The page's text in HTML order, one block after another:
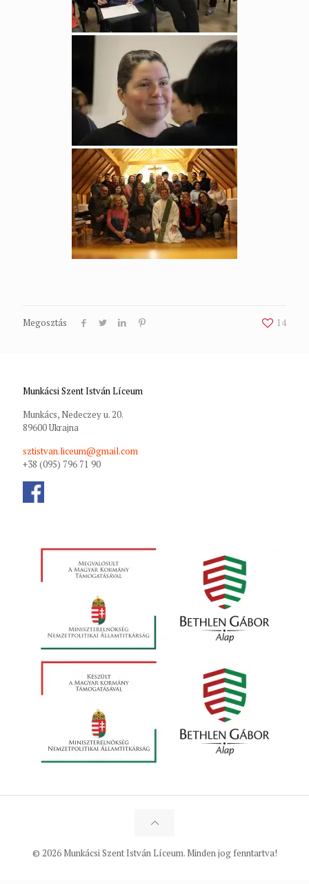
Megosztás 14
Munkácsi Szent István Líceum
Munkács, Nedeczey u. 20.
89600 Ukrajna
sztistvan.liceum@gmail.com
+38 (095) 796 71 90
© 2026 Munkácsi Szent István Líceum. Minden jog fenntartva!